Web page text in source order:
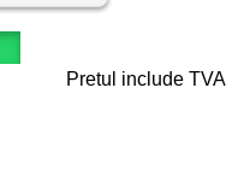
Pretul include TVA